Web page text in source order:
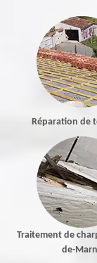
Réparation de
Traitement de
de-